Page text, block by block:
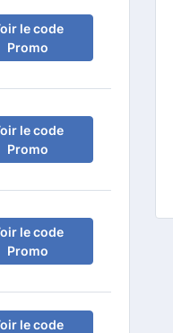
le code
Promo
le code
Promo
le code
Promo
le code